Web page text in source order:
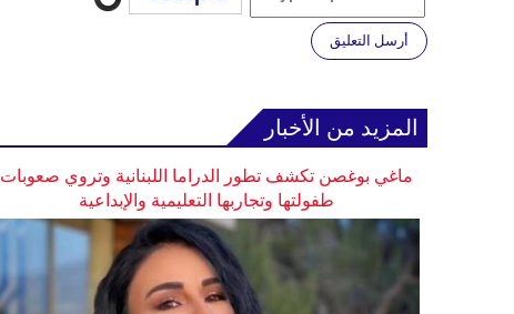
أرسل التعليق
المزيد من الأخبار
ماغي بوغصن تكشف تطور الدراما اللبنانية وتروي صعوبات
طفولتها وتجاربها التعليمية والإبداعية